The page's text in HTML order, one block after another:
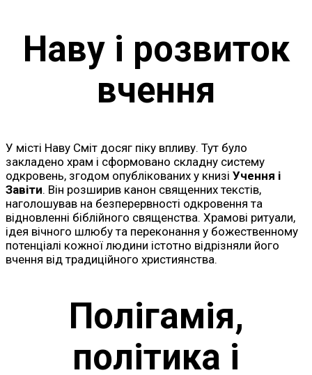
Наву і розвиток
вчення
У місті Наву Сміт досяг піку впливу. Тут було
закладено храм і сформовано складну систему
одкровень, згодом опублікованих у книзі Учення і
Завіти. Він розширив канон священних текстів,
наголошував на безперервності одкровення та
відновленні біблійного священства. Храмові ритуали,
ідея вічного шлюбу та переконання у божественному
потенціалі кожної людини істотно відрізняли його
вчення від традиційного християнства.
Полігамія,
політика і